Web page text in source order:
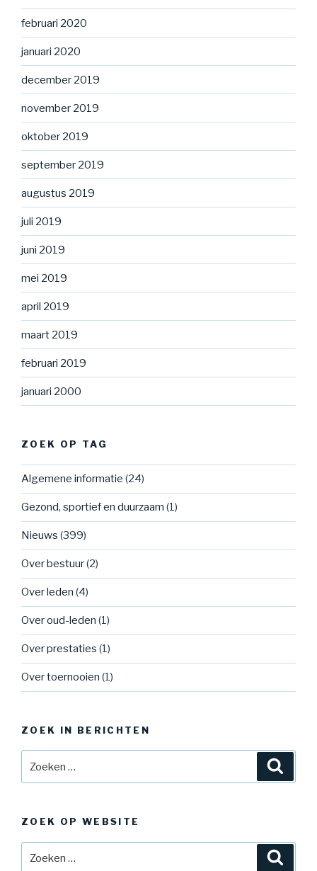
februari 2020
januari 2020
december 2019
november 2019
oktober 2019
september 2019
augustus 2019
juli 2019
juni 2019
mei 2019
april 2019
maart 2019
februari 2019
januari 2000
ZOEK OP TAG
Algemene informatie (24)
Gezond, sportief en duurzaam (1)
Nieuws (399)
Over bestuur(2)
Over leden (4)
Over oud-leden (1)
Over prestaties (1)
Over toernooien (1)
ZOEK IN BERICHTEN
naar:
ZOEK OP WEBSITE